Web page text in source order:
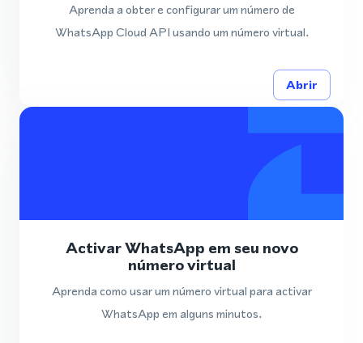
Aprenda a obter e configurar um número de
WhatsApp Cloud API usando um número virtual.
Abrir
Activar WhatsApp em seu novo
número virtual
Aprenda como usar um número virtual para activar
WhatsApp em alguns minutos.